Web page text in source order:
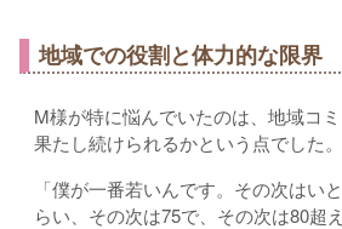
地域での役割と体力的な限界
M様が特に悩んでいたのは、地域コ
果たし続けられるかという点でした。
「僕が一番若いんです。その次はい
らい、その次は75で、その次は80超